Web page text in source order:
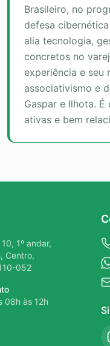
Brasileiro, no
defesa
alia tecnologia,
concretos no
experiência e
associativismo e
Gaspar e Ilhota.
ativas e bem
1º andar,
Centro,
052
08h às 12h